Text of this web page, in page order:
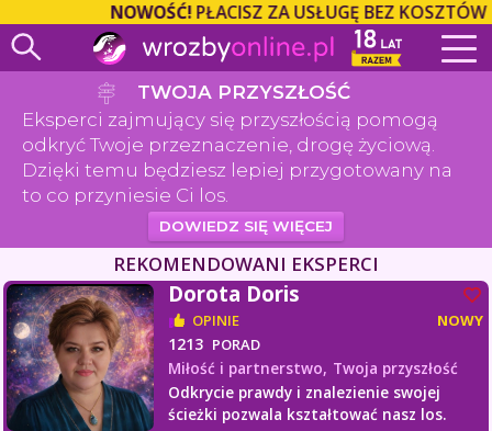
NOWOŚĆ!PŁACISZ ZA USŁUGĘ BEZ KOSZTÓW
TWOJA PRZYSZŁOŚĆ
Eksperci zajmujący się przyszłością pomogą
odkryć Twoje przeznaczenie, drogę życiową.
Dzięki temu będziesz lepiej przygotowany na
to co przyniesie Ci los.
DOWIEDZ SIĘ WIĘCEJ
REKOMENDOWANI EKSPERCI
Dorota Doris
OPINIE NOWY
1213 PORAD
Miłość i partnerstwo, Twoja przyszłość
Odkrycie prawdy i znalezienie swojej
ścieżki pozwala kształtować nasz los.